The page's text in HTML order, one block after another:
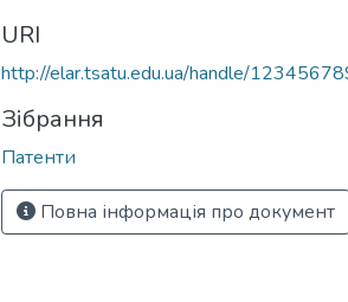
URI
http://elar.tsatu.edu.ua/handle/
Зібрання
Патенти
Повна інформація про документ